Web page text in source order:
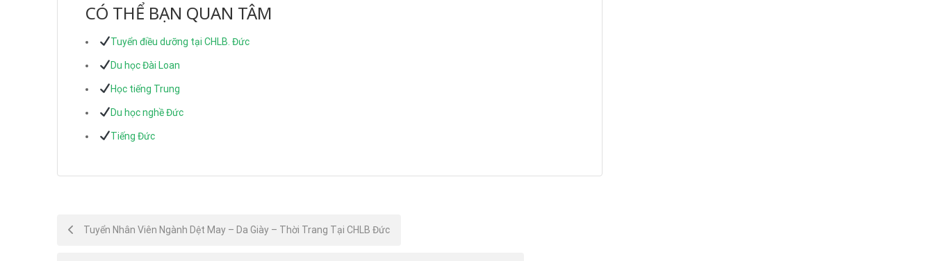
CÓ THỂ BẠN QUAN TÂM
Tuyển điều dưỡng tại CHLB. Đức
Du học Đài Loan
Học tiếng Trung
Du học nghề Đức
Tiếng Đức
PostTuyển Nhân Viên Ngành Dệt May – Da Giày – Thời Trang Tại CHLB Đức